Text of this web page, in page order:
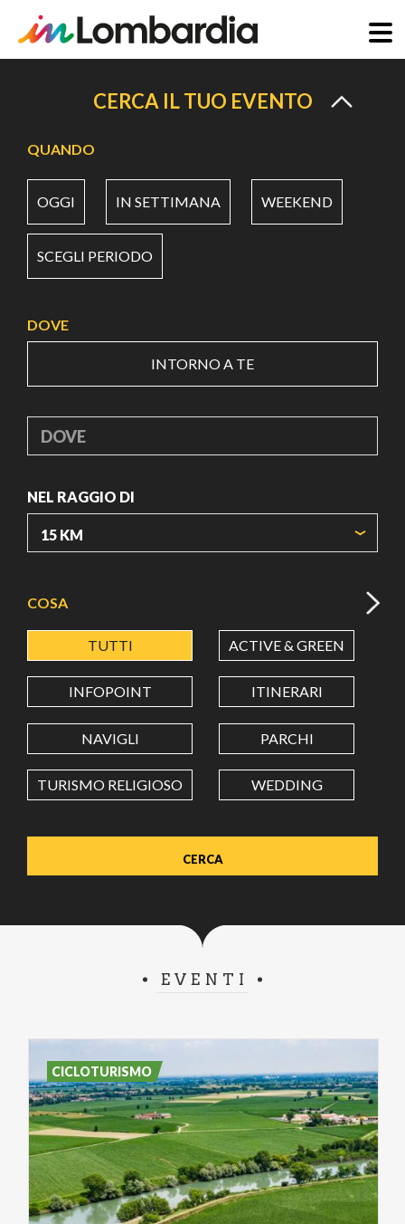
principale
CERCA IL TUO EVENTO
QUANDO
OGGI IN SETTIMANA WEEKEND
SCEGLI PERIODO
DOVE
INTORNO A TE
DOVE
NEL RAGGIO DI
LATITUDINE
LONGITUDINE
Value in decimal degrees. Use dot (.) as decimal separator.
COSA
TUTTI ACTIVE & GREEN
INFOPOINT ITINERARI
NAVIGLI PARCHI
TURISMO RELIGIOSO WEDDING
EVENTI
CICLOTURISMO